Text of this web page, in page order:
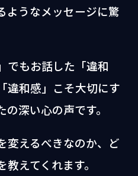
ようなメッセージに驚
でもお話した「違和
違和感」こそ大切にす
深い心の声です。
変えるべきなのか、ど
えてくれます。